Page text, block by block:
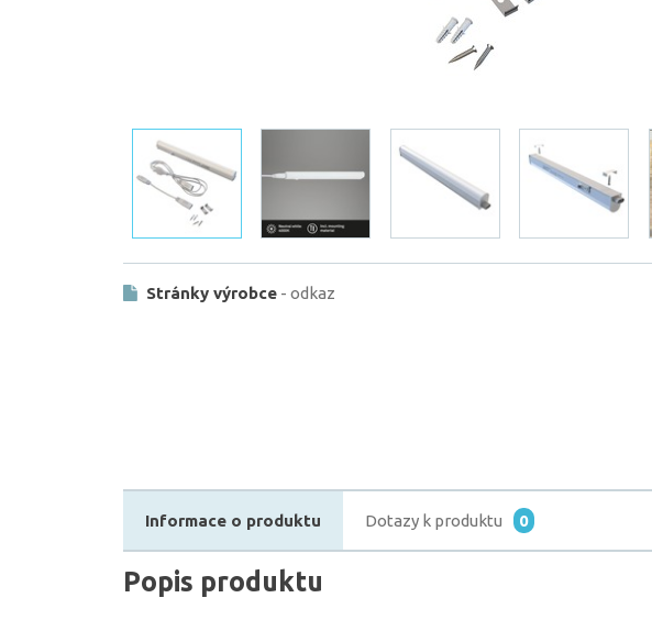
Stránky výrobce - odkaz
Informace o produktu Dotazy k produktu 0
Popis produktu